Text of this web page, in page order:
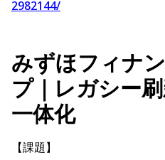
2982144/
みずほフィナ
プ｜レガシー
一体化
【課題】